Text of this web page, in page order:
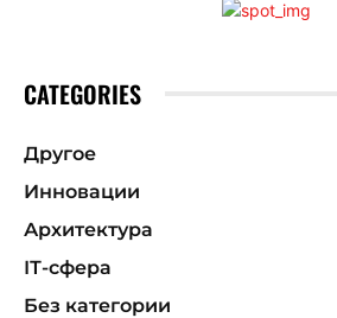
CATEGORIES
Другое
Инновации
Архитектура
ІТ-сфера
Без категории